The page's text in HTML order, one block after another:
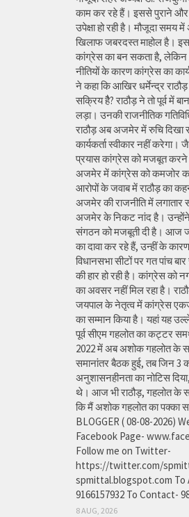
काम कर रहे हैं। इससे पुराने और
उपेक्षा हो रही है। मौजूदा
खिलाफ जबरदस्त माहोल है।
कांग्रेस का बन सकता है, लेकिन
नीतियों के कारण कांग्रेस का
ने कहा कि आखिर धर्मेन्द्र
सक्रिय हैै? राठौड़ ने तो पूर्व में
लड़ा। उनकी राजनीतिक
राठौड़ अब अजमेर में रुचि
कार्यकर्ता स्वीकार नहीं
प्रयास कांग्रेस को मजबूत करने
अजमेर में कांग्रेस को कमजोर
आरोपों के जवाब में राठौड़ का
अजमेर की राजनीति में
अजमेर के निकट नांद है।
संगठन को मजबूती दी है। आज
का दावा कर रहे हैं, उन्हीं के
विधानसभा सीटों पर गत पांच
की हार हो रही है। कांग्रेस को
का अवसर नहीं मिल रहा है।
जयपाल के नेतृत्व में कांग्रेस
का सम्मान किया है। यहां यह
पूर्व सीएम गहलोत का कट्टर
2022 में अब अशोक गहलोत के
समानांतर बैठक हुई, तब जिन 3
अनुशासनहीनता का नोटिस
थे। आज भी राठौड़, गहलोत के
कि मैं अशोक गहलोत का पक्का
BLOGGER ( 08-08-2026)
Facebook Page-
Follow me on Twitter-
https://twitter.com/
spmittal.blogspot.com To
9166157932 To Contact-
8 AUG, 2026